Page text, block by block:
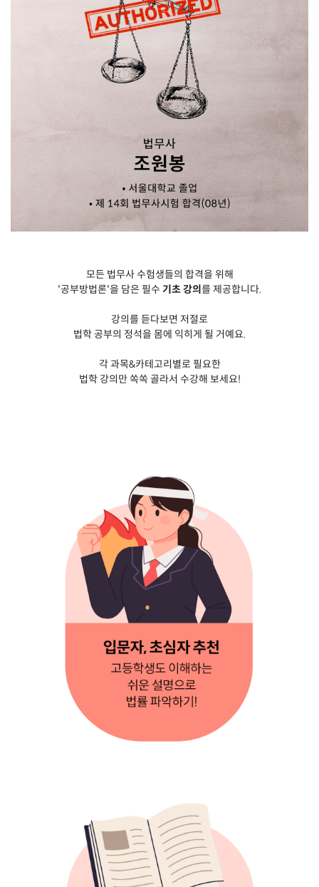
모든 법무사 수험생들의 합격을 위해
'공부방법론'을 담은 필수 기초 강의를 제공합니다.
강의를 듣다보면 저절로
법학 공부의 정석을 몸에 익히게 될 거예요.
각 과목&카테고리별로 필요한
법학 강의만 쏙쏙 골라서 수강해 보세요!